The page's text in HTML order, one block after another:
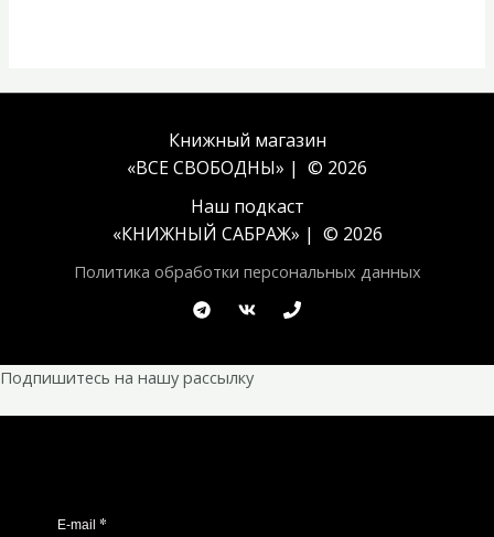
Книжный магазин
«ВСЕ СВОБОДНЫ» | © 2026
Наш подкаст
«КНИЖНЫЙ САБРАЖ» | © 2026
Политика обработки персональных данных
Подпишитесь на нашу рассылку
E-mail *